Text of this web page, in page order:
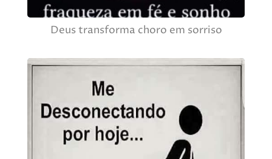
Deus transforma choro em sorriso